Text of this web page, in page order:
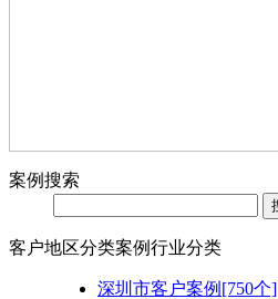
案例搜索
客户地区分类案例行业分类
深圳市客户案例[750个]